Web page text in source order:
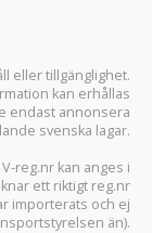
eller tillgänglighet.
kan erhållas
endast annonsera
svenska lagar.
reg.nr kan anges i
ett riktigt reg.nr
importerats och ej
än).